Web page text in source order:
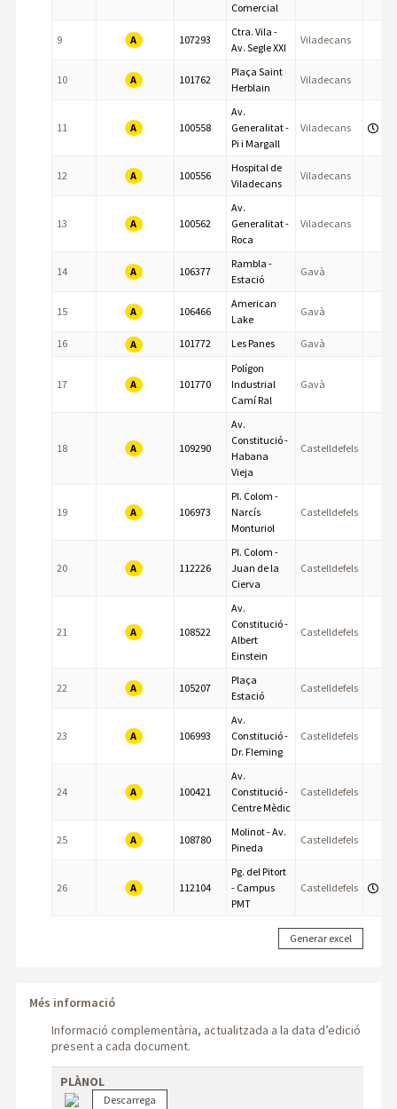
Comercial
9 A 107293
Ctra. Vila -
Av. Segle XXI
Viladecans
10 A 101762
Plaça Saint
Herblain
Viladecans
11 A 100558
Av.
Generalitat -
Pi i Margall
Viladecans
12 A 100556
Hospital de
Viladecans
Viladecans
13 A 100562
Av.
Generalitat -
Roca
Viladecans
14 A 106377
Rambla -
Estació
Gavà
15 A 106466
American
Lake
Gavà
16 A 101772 Les Panes Gavà
17 A 101770
Polígon
Industrial
Camí Ral
Gavà
18 A 109290
Av.
Constitució -
Habana
Vieja
Castelldefels
19 A 106973
Pl. Colom -
Narcís
Monturiol
Castelldefels
20 A 112226
Pl. Colom -
Juan de la
Cierva
Castelldefels
21 A 108522
Av.
Constitució -
Albert
Einstein
Castelldefels
22 A 105207
Plaça
Estació
Castelldefels
23 A 106993
Av.
Constitució -
Dr. Fleming
Castelldefels
24 A 100421
Av.
Constitució -
Centre Mèdic
Castelldefels
25 A 108780
Molinot - Av.
Pineda
Castelldefels
26 A 112104
Pg. del Pitort
- Campus
PMT
Castelldefels
Més informació
Informació complementària, actualitzada a la data d’edició
present a cada document.
PLÀNOL